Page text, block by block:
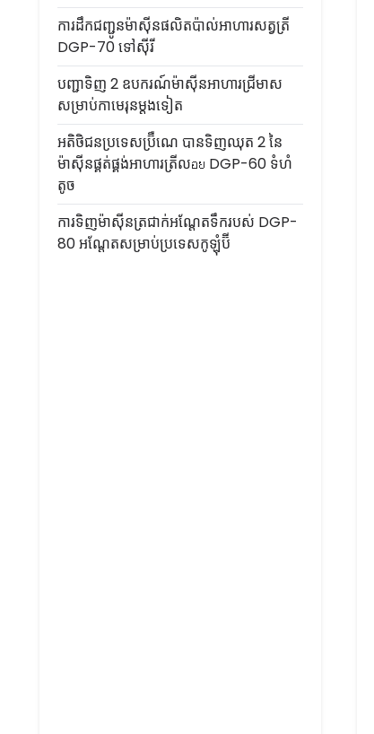
ការដឹកជញ្ជូនម៉ាស៊ីនផលិតប៉ាល់អាហារសត្វត្រី
DGP-70 ទៅស៊ីរី
បញ្ជាទិញ 2 ឧបករណ៍ម៉ាស៊ីនអាហារជ្រីមាស
សម្រាប់កាមេរុនម្តងទៀត
អតិថិជនប្រទេសប្រ៊ឺណេ បានទិញឈុត 2 នៃ
ម៉ាស៊ីនផ្គត់ផ្គង់អាហារត្រីលอย DGP-60 ទំហំ
តូច
ការទិញម៉ាស៊ីនត្រជាក់អណ្តែតទឹករបស់ DGP-
80 អណ្តែតសម្រាប់ប្រទេសកូឡុំប៊ី